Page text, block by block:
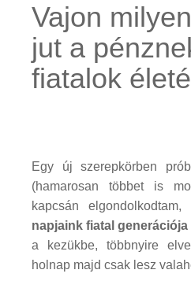
Vajon
jut a
fiatalok
Egy új szerepkörben
(hamarosan többet is
kapcsán elgondolkodtam,
napjaink fiatal generációja
a kezükbe, többnyire
holnap majd csak lesz